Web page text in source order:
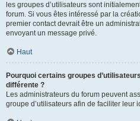
les groupes d’utilisateurs sont
forum. Si vous êtes intéressé par la
premier contact devrait être un
envoyant un message privé.
Haut
Pourquoi certains groupes
différente ?
Les administrateurs du forum peuvent
groupe d’utilisateurs afin de faciliter leur